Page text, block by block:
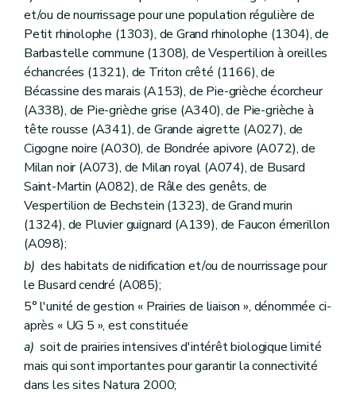
et/ou de nourrissage pour une population régulière de
Petit rhinolophe (1303), de Grand rhinolophe (1304), de
Barbastelle commune (1308), de Vespertilion à oreilles
échancrées (1321), de Triton crêté (1166), de
Bécassine des marais (A153), de Pie-grièche écorcheur
(A338), de Pie-grièche grise (A340), de Pie-grièche à
tête rousse (A341), de Grande aigrette (A027), de
Cigogne noire (A030), de Bondrée apivore (A072), de
Milan noir (A073), de Milan royal (A074), de Busard
Saint-Martin (A082), de Râle des genêts, de
Vespertilion de Bechstein (1323), de Grand murin
(1324), de Pluvier guignard (A139), de Faucon émerillon
(A098);
b) des habitats de nidification et/ou de nourrissage pour
le Busard cendré (A085);
5° l'unité de gestion « Prairies de liaison », dénommée ci-
après « UG 5 », est constituée
a) soit de prairies intensives d'intérêt biologique limité
mais qui sont importantes pour garantir la connectivité
dans les sites Natura 2000;